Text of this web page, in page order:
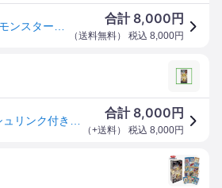
合計 8,000 円
（送料無料） 税込 8,000円
合計 8,000 円
（+送料） 税込 8,000円